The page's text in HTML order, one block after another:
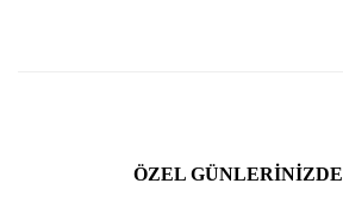
ÖZEL GÜNLERINIZDE